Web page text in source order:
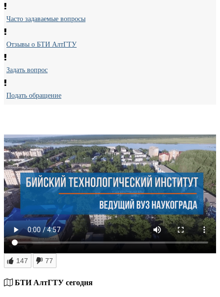
Часто задаваемые вопросы
Отзывы о БТИ АлтГТУ
Задать вопрос
Подать обращение
147 77
БТИ АлтГТУ сегодня